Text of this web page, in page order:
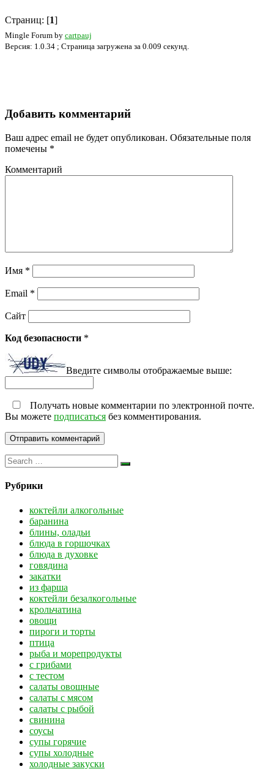
Страниц: [1]
Mingle Forum by cartpauj
Версия: 1.0.34 ; Страница загружена за 0.009 секунд.
Добавить комментарий
Ваш адрес email не будет опубликован. Обязательные поля
помечены *
Комментарий
Имя *
Email *
Сайт
Код безопасности *
Введите символы отображаемые выше:
Получать новые комментарии по электронной почте.
Вы можете подписаться без комментирования.
Рубрики
коктейли алкогольные
баранина
блины, оладьи
блюда в горшочках
блюда в духовке
говядина
закатки
из фарша
коктейли безалкогольные
крольчатина
овощи
пироги и торты
птица
рыба и морепродукты
с грибами
с тестом
салаты овощные
салаты с мясом
салаты с рыбой
свинина
соусы
супы горячие
супы холодные
холодные закуски